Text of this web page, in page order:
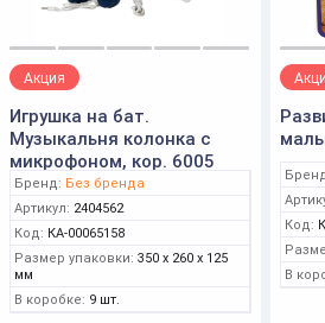
Акция
Игрушка на бат.
Музыкальня колонка с
микрофоном, кор. 6005
Бренд: Без бренда
Артикул: 2404562
Код: КА-00065158
Размер упаковки: 350 x 260 x 125
мм
В коробке: 9 шт.
Код:
В